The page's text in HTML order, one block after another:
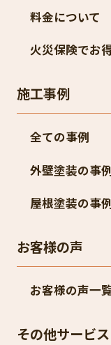
料金について
火災保険でお
施工事例
全ての事例
外壁塗装の事
屋根塗装の事
お客様の声
お客様の声一
その他サービス